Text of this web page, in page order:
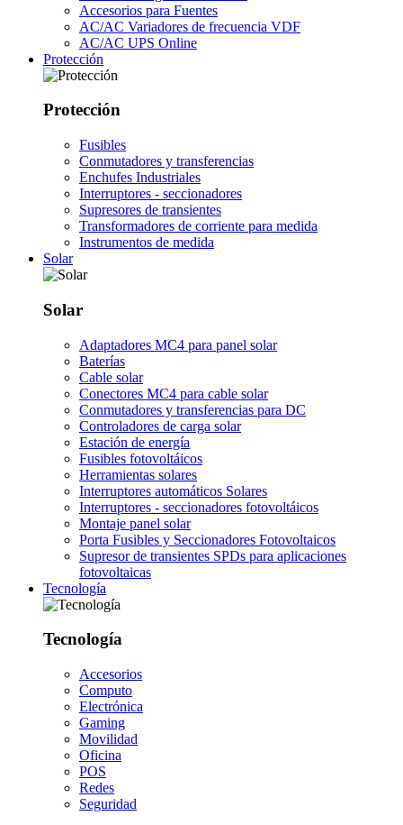
Accesorios para Fuentes
AC/AC Variadores de frecuencia VDF
AC/AC UPS Online
Protección
Protección
Fusibles
Conmutadores y transferencias
Enchufes Industriales
Interruptores - seccionadores
Supresores de transientes
Transformadores de corriente para medida
Instrumentos de medida
Solar
Solar
Adaptadores MC4 para panel solar
Baterías
Cable solar
Conectores MC4 para cable solar
Conmutadores y transferencias para DC
Controladores de carga solar
Estación de energía
Fusibles fotovoltáicos
Herramientas solares
Interruptores automáticos Solares
Interruptores - seccionadores fotovoltáicos
Montaje panel solar
Porta Fusibles y Seccionadores Fotovoltaicos
Supresor de transientes SPDs para aplicaciones
fotovoltaicas
Tecnología
Tecnología
Accesorios
Computo
Electrónica
Gaming
Movilidad
Oficina
POS
Redes
Seguridad